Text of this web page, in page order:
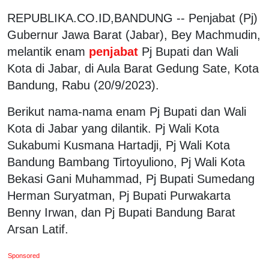
REPUBLIKA.CO.ID,BANDUNG -- Penjabat (Pj)
Gubernur Jawa Barat (Jabar), Bey Machmudin,
melantik enam penjabat Pj Bupati dan Wali
Kota di Jabar, di Aula Barat Gedung Sate, Kota
Bandung, Rabu (20/9/2023).
Berikut nama-nama enam Pj Bupati dan Wali
Kota di Jabar yang dilantik. Pj Wali Kota
Sukabumi Kusmana Hartadji, Pj Wali Kota
Bandung Bambang Tirtoyuliono, Pj Wali Kota
Bekasi Gani Muhammad, Pj Bupati Sumedang
Herman Suryatman, Pj Bupati Purwakarta
Benny Irwan, dan Pj Bupati Bandung Barat
Arsan Latif.
Sponsored